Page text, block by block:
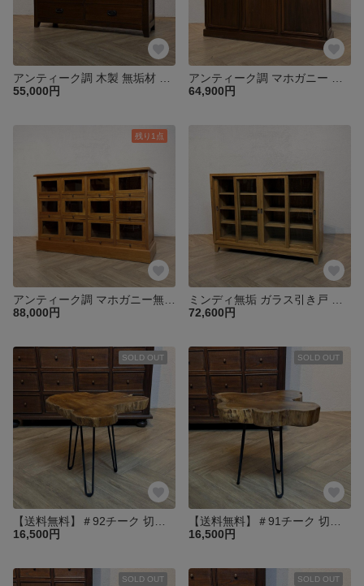
55,000円
64,900円
残り1点
88,000円
72,600円
SOLD OUT
16,500円
SOLD OUT
16,500円
SOLD OUT SOLD OUT